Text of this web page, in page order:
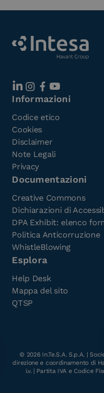
l'e-Book
Informazioni
Codice etico
Cookies
Disclaimer
Note Legali
Privacy
Documentazioni
Creative Commons
Dichiarazioni di
DPA Exhibit: elenco
Politica Anticorruzione
WhistleBlowing
Esplora
Help Desk
Mappa del sito
QTSP
© 2026In.Te.S.A. S.p.A. |
direzione e coordinamento di
i.v. | Partita IVA e Codice